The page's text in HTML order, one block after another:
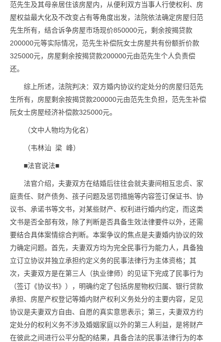
范先生及其母亲居住该房屋内，从便利双方当事人行使权利、房
屋权益最大化及不改变占有等角度出发，法院依法确定房屋归范
先生所有，结合诉争房屋市场现价850000元，剩余按揭贷款
200000元等实际情况，范先生补偿阮女士房屋共有份额折价款
325000元，房屋剩余按揭贷款200000元由范先生个人负责偿
还。
综上所述，法院判决：双方婚内协议约定处分的房屋归范先
生所有，房屋剩余按揭贷款200000元由范先生负担，范先生补偿
阮女士房屋经济补偿款325000元。
（文中人物均为化名）
（韦林汕 梁 峰）
■法官说法■
法官介绍，夫妻双方在结婚后往往会就夫妻间相互忠贞、家
庭责任、财产债务、孩子问题及惩罚措施等内容签订保证书、协
议书、承诺书等文书，对某些财产、权利进行婚内约定，而这类
文书是否全部有效，除了判断是否具备生效法律要件以外，还需
要结合具体案情综合判断。本案争议的焦点是夫妻婚内协议的效
力确定问题。首先，夫妻双方均为完全民事行为能力人，具备独
立订立协议并独立承担约定义务的民事法律行为主体资格；其
次，夫妻双方是在第三人（执业律师）的见证下完成了民事行为
（签订《协议书》），明确约定了包括房屋物权归属、银行贷款
承担、房屋产权登记等婚内财产权利义务处分的主要内容，足见
协议是夫妻双方自由、自愿的真实意思表示；第三，夫妻双方约
定处分的权利义务不涉及婚姻家庭以外的第三人利益，是将财产
在彼此之间进行公平分配的结果，具备合法的民事法律行为的本